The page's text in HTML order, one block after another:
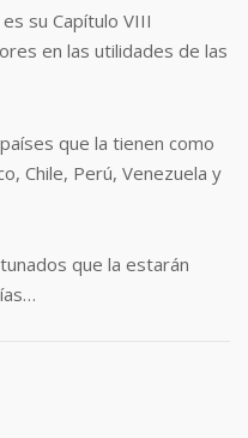
su Capítulo VIII
en las utilidades de las
que la tienen como
Chile, Perú, Venezuela y
que la estarán